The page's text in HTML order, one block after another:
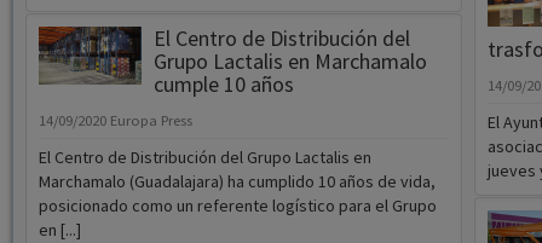
El Centro de Distribución del
Grupo Lactalis en Marchamalo
cumple 10 años
14/09/2020 Europa Press
El Centro de Distribución del Grupo Lactalis en
Marchamalo (Guadalajara) ha cumplido 10 años de vida,
posicionado como un referente logístico para el Grupo
en [...]
14/09/
El
jueves